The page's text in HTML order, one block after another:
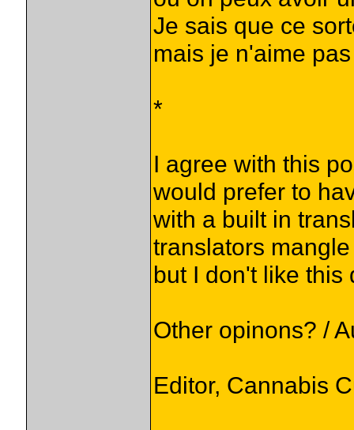
Je sais que ce
mais je n'aime
*
I agree with this
would prefer to
with a built in
translators
but I don't like this
Other opinons? /
Editor, Cannabis